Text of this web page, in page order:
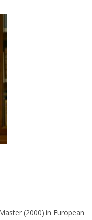
(2000) in European